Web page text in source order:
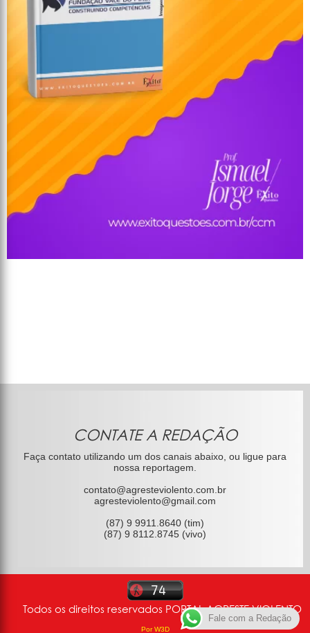
CONTATE A REDAÇÃO
Faça contato utilizando um dos canais abaixo, ou ligue para
nossa reportagem.
contato@agresteviolento.com.br
agresteviolento@gmail.com
(87) 9 9911.8640 (tim)
(87) 9 8112.8745 (vivo)
Todos os direitos reservados PORTAL AGRESTE VIOLENTO
Por W3D
Fale com a Redação